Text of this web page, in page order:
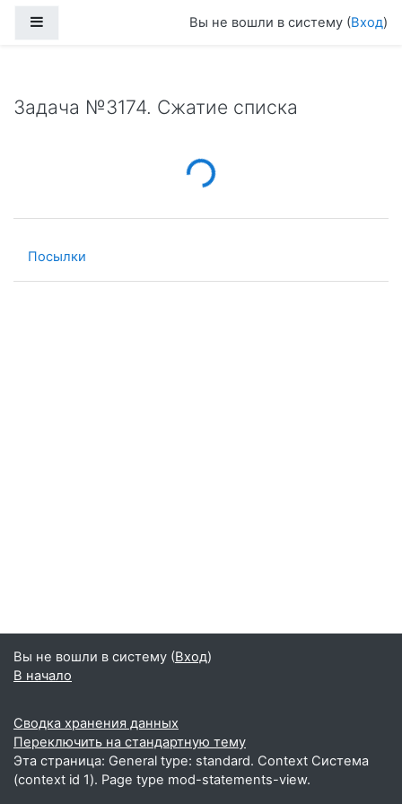
Вы не вошли в систему (Вход)
Задача №3174. Сжатие списка
Loading...
Посылки
Вы не вошли в систему (Вход)
В начало
Сводка хранения данных
Переключить на стандартную тему
Эта страница: General type: standard. Context Система
(context id 1). Page type mod-statements-view.